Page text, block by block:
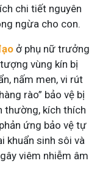
chi tiết nguyên
ngừa cho con.
ở phụ nữ trưởng
vùng kín bị
nấm men, vi rút
rào” bảo vệ bị
thường, kích thích
ứng bảo vệ tự
khuẩn sinh sôi và
viêm nhiễm âm